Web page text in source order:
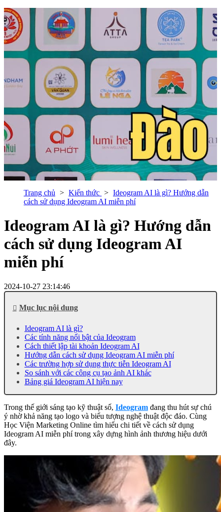
Trang chủ Kiến thức
Ideogram AI là gì? Hướng dẫn
cách sử dụng Ideogram AI miễn phí
Ideogram AI là gì? Hướng dẫn
cách sử dụng Ideogram AI
miễn phí
2024-10-27 23:14:46
Mục lục nội dung
Ideogram AI là gì?
Các tính năng nổi bật của Ideogram
Cách thiết lập tài khoản Ideogram AI
Hướng dẫn cách sử dụng Ideogram AI miễn phí
Các trường hợp sử dụng thực tiễn Ideogram AI
So sánh với các công cụ tạo ảnh AI khác
Bảng giá Ideogram AI hiện nay
Trong thế giới sáng tạo kỹ thuật số, Ideogram đang thu hút sự chú
ý nhờ khả năng tạo logo và biểu tượng nghệ thuật độc đáo. Cùng
Học Viện Marketing Online tìm hiểu chi tiết về cách sử dụng
Ideogram AI miễn phí trong xây dựng hình ảnh thương hiệu dưới
đây.